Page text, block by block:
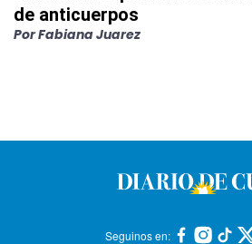
de anticuerpos
PorFabiana Juarez
Seguinos en: